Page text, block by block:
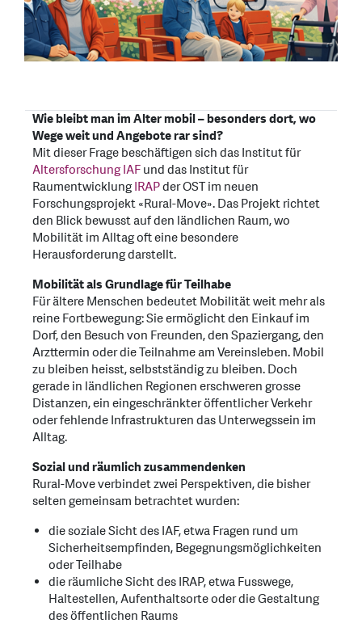
Wie bleibt man im Alter mobil – besonders dort, wo
Wege weit und Angebote rar sind?
Mit dieser Frage beschäftigen sich das Institut für
Altersforschung IAFund das Institut für
RaumentwicklungIRAPder OST im neuen
Forschungsprojekt «Rural-Move». Das Projekt richtet
den Blick bewusst auf den ländlichen Raum, wo
Mobilität im Alltag oft eine besondere
Herausforderung darstellt.
Mobilität als Grundlage für Teilhabe
Für ältere Menschen bedeutet Mobilität weit mehr als
reine Fortbewegung: Sie ermöglicht den Einkauf im
Dorf, den Besuch von Freunden, den Spaziergang, den
Arzttermin oder die Teilnahme am Vereinsleben. Mobil
zu bleiben heisst, selbstständig zu bleiben. Doch
gerade in ländlichen Regionen erschweren grosse
Distanzen, ein eingeschränkter öffentlicher Verkehr
oder fehlende Infrastrukturen das Unterwegssein im
Alltag.
Sozial und räumlich zusammendenken
Rural-Move verbindet zwei Perspektiven, die bisher
selten gemeinsam betrachtet wurden:
die soziale Sicht des IAF, etwa Fragen rund um
Sicherheitsempfinden, Begegnungsmöglichkeiten
oder Teilhabe
die räumliche Sicht des IRAP, etwa Fusswege,
Haltestellen, Aufenthaltsorte oder die Gestaltung
des öffentlichen Raums